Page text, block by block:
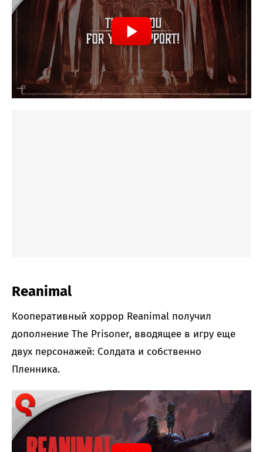
Reanimal
Кооперативный хоррор Reanimal получил
дополнение The Prisoner, вводящее в игру еще
двух персонажей: Солдата и собственно
Пленника.